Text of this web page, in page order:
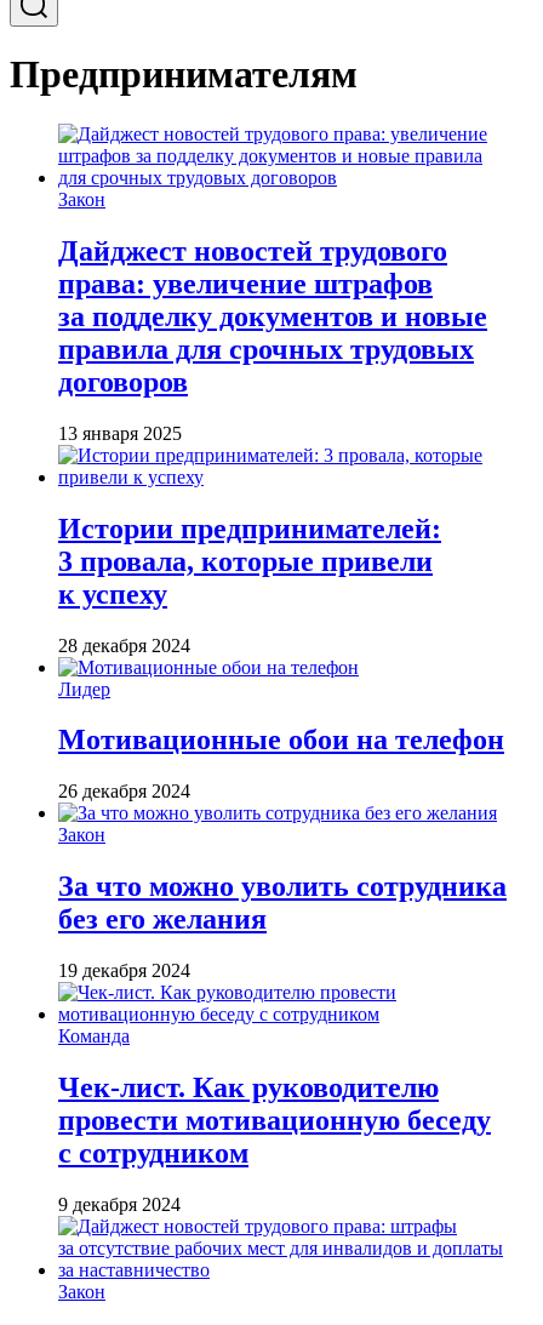
Предпринимателям
Закон
Дайджест новостей трудового
права: увеличение штрафов
за подделку документов и новые
правила для срочных трудовых
договоров
13 января 2025
Истории предпринимателей:
3 провала, которые привели
к успеху
28 декабря 2024
Лидер
Мотивационные обои на телефон
26 декабря 2024
Закон
За что можно уволить сотрудника
без его желания
19 декабря 2024
Команда
Чек-лист. Как руководителю
провести мотивационную беседу
с сотрудником
9 декабря 2024
Закон